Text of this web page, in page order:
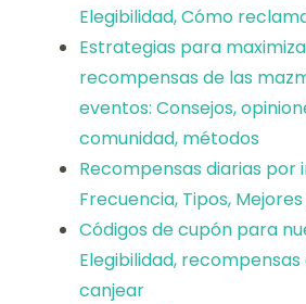
Elegibilidad, Cómo
Estrategias para
recompensas de las
eventos: Consejos,
comunidad, métodos
Recompensas diarias por
Frecuencia, Tipos,
Códigos de cupón para
Elegibilidad,
canjear